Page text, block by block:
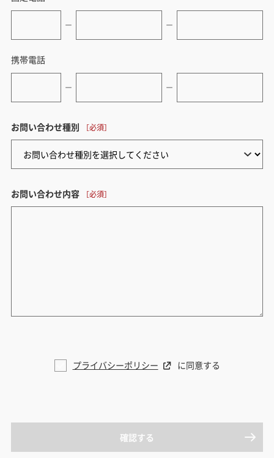
ー ー
携帯電話
ー ー
お問い合わせ種別
お問い合わせ内容
プライバシーポリシー に同意する
確認する